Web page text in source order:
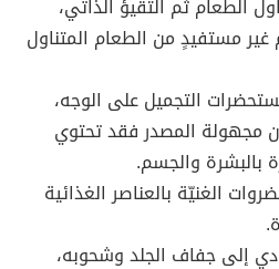
الطعام ثم التقيؤ الذاتي،
مستفيدٍ من الطعام المتناول
التجميل على الوجه،
مجهولة المصدر فقد تحتوي
بالبشرة والجسم.
الغنيّة بالعناصر الغذائية
إلى جفاف الجلد وشحوبه،